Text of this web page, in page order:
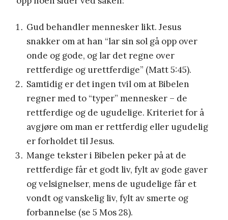
Gud behandler mennesker likt. Jesus
snakker om at han “lar sin sol gå opp over
onde og gode, og lar det regne over
rettferdige og urettferdige” (Matt 5:45).
Samtidig er det ingen tvil om at Bibelen
regner med to “typer” mennesker – de
rettferdige og de ugudelige. Kriteriet for å
avgjøre om man er rettferdig eller ugudelig
er forholdet til Jesus.
Mange tekster i Bibelen peker på at de
rettferdige får et godt liv, fylt av gode gaver
og velsignelser, mens de ugudelige får et
vondt og vanskelig liv, fylt av smerte og
forbannelse (se 5 Mos 28).